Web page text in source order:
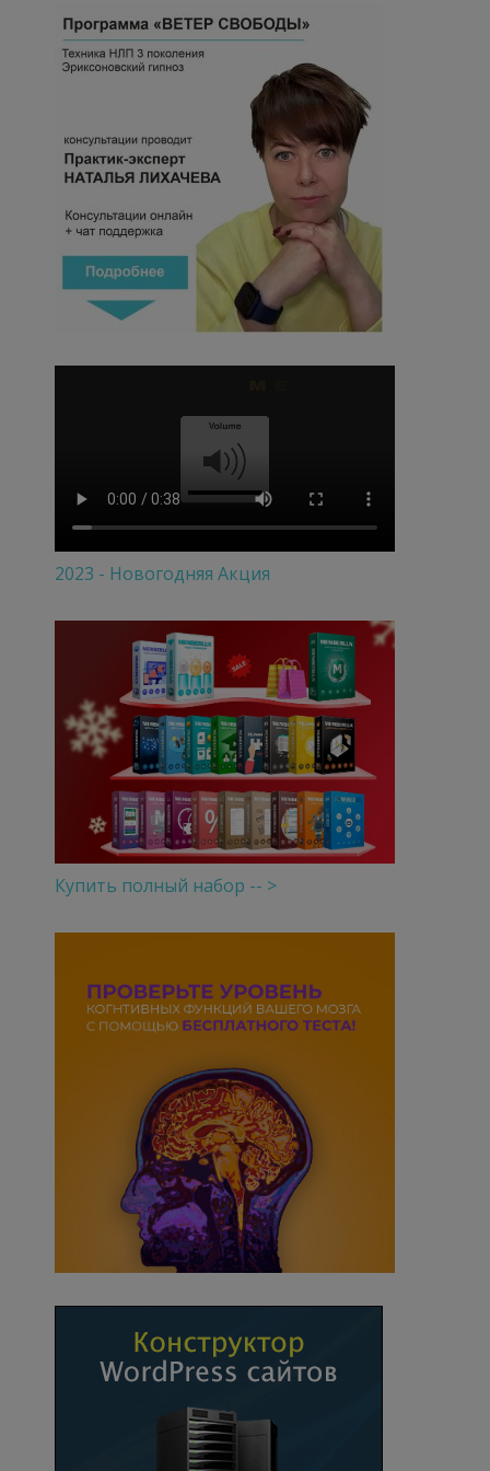
2023 - Новогодняя Акция
Купить полный набор -- >